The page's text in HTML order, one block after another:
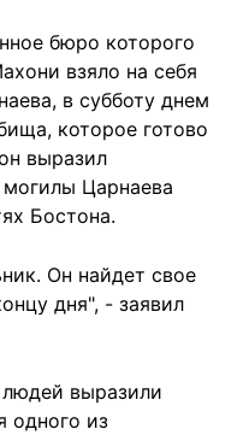
бюро которого
взяло на себя
в субботу днем
которое готово
выразил
Царнаева
Бостона.
Он найдет свое
дня", - заявил
выразили
одного из